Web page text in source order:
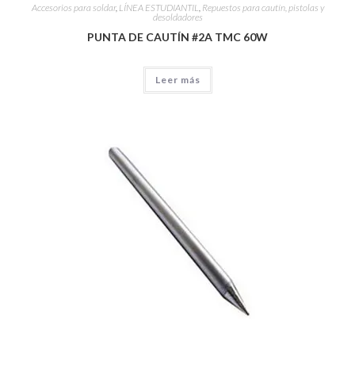
Accesorios para soldar, LÍNEA ESTUDIANTIL Repuestos para cautín, pistolas y
desoldadores
PUNTA DE CAUTÍN #2A TMC 60W
Leer más